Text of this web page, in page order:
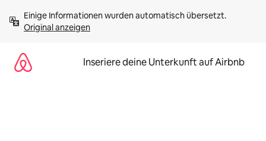
Inhalten
springenOriginal anzeigen
Inseriere deine Unterkunft auf Airbnb